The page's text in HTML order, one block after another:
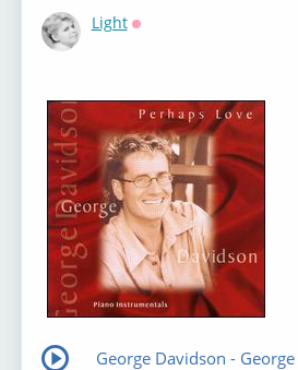
Light
George Davidson -